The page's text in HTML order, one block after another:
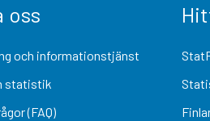
oss
och informationstjänst
statistik
(FAQ)